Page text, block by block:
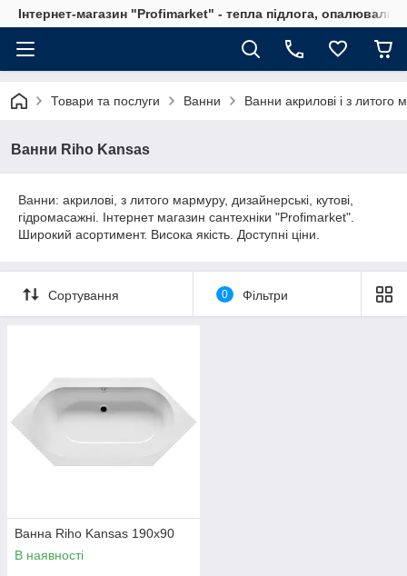
Інтернет-магазин "Profimarket" - тепла підлога,
Товари та послуги Ванни Ванни акрилові і з литого
Ванни Riho Kansas
Ванни: акрилові, з литого мармуру, дизайнерські, кутові,
гідромасажні. Інтернет магазин сантехніки "Profimarket".
Широкий асортимент. Висока якість. Доступні ціни.
Сортування 0 Фільтри
Ванна Riho Kansas 190x90
В наявності